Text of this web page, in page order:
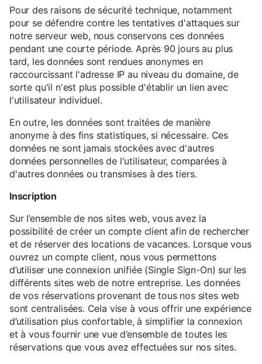
Pour des raisons de sécurité technique, notamment
pour se défendre contre les tentatives d'attaques sur
notre serveur web, nous conservons ces données
pendant une courte période. Après 90 jours au plus
tard, les données sont rendues anonymes en
raccourcissant l'adresse IP au niveau du domaine, de
sorte qu'il n'est plus possible d'établir un lien avec
l'utilisateur individuel.
En outre, les données sont traitées de manière
anonyme à des fins statistiques, si nécessaire. Ces
données ne sont jamais stockées avec d'autres
données personnelles de l'utilisateur, comparées à
d'autres données ou transmises à des tiers.
Inscription
Sur l’ensemble de nos sites web, vous avez la
possibilité de créer un compte client afin de rechercher
et de réserver des locations de vacances. Lorsque vous
ouvrez un compte client, nous vous permettons
d’utiliser une connexion unifiée (Single Sign-On) sur les
différents sites web de notre entreprise. Les données
de vos réservations provenant de tous nos sites web
sont centralisées. Cela vise à vous offrir une expérience
d’utilisation plus confortable, à simplifier la connexion
et à vous fournir une vue d’ensemble de toutes les
réservations que vous avez effectuées sur nos sites.